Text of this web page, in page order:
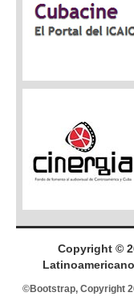
Copyright ©
©Bootstrap, Copyright